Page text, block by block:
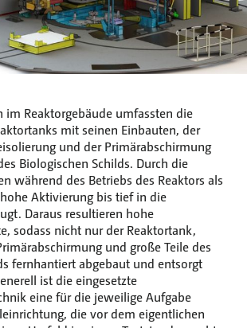
im Reaktorgebäude umfassten die
mit seinen Einbauten, der
und der Primärabschirmung
Biologischen Schilds. Durch die
während des Betriebs des Reaktors als
Aktivierung bis tief in die
Daraus resultieren hohe
sodass nicht nur der Reaktortank,
und große Teile des
fernhantiert abgebaut und entsorgt
ist die eingesetzte
eine für die jeweilige Aufgabe
die vor dem eigentlichen